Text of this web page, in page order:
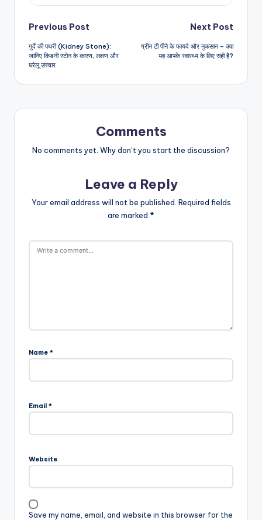
Post
navigation
Previous Post
गुर्दे की पथरी (Kidney Stone):
जानिए किडनी स्टोन के कारण, लक्षण और
घरेलू उपचार
Next Post
ग्रीन टी पीने के फायदे और नुकसान – क्या
यह आपके स्वास्थ्य के लिए सही है?
Comments
No comments yet. Why don’t you start the discussion?
Leave a Reply
Your email address will not be published. Required fields
are marked *
Name *
Email *
Website
Save my name, email, and website in this browser for the